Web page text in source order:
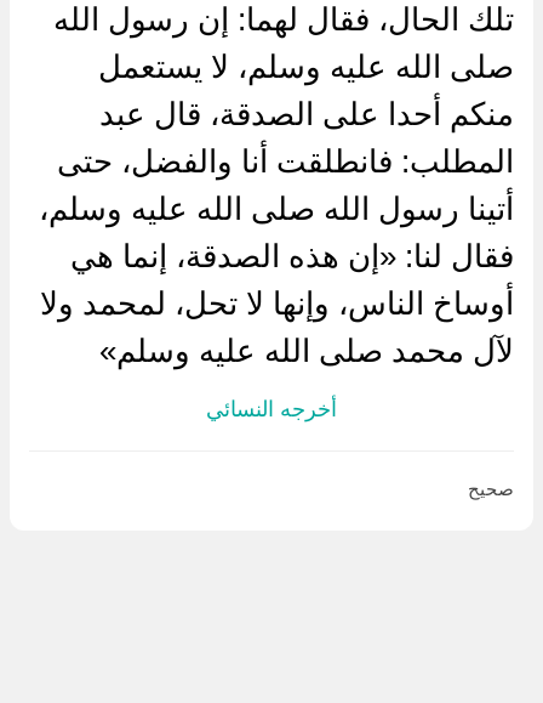
تلك الحال، فقال لهما: إن رسول الله
صلى الله عليه وسلم، لا يستعمل
منكم أحدا على الصدقة، قال عبد
المطلب: فانطلقت أنا والفضل، حتى
أتينا رسول الله صلى الله عليه وسلم،
فقال لنا: «إن هذه الصدقة، إنما هي
أوساخ الناس، وإنها لا تحل، لمحمد ولا
لآل محمد صلى الله عليه وسلم»
أخرجه النسائي
صحيح